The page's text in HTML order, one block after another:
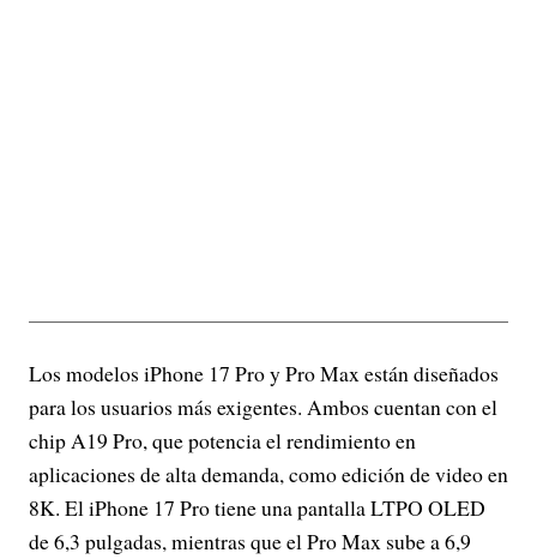
Los modelos iPhone 17 Pro y Pro Max están diseñados
para los usuarios más exigentes. Ambos cuentan con el
chip A19 Pro, que potencia el rendimiento en
aplicaciones de alta demanda, como edición de video en
8K. El iPhone 17 Pro tiene una pantalla LTPO OLED
de 6,3 pulgadas, mientras que el Pro Max sube a 6,9